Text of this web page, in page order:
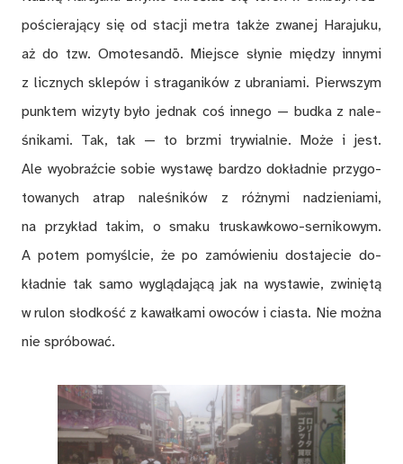
po­ście­ra­ją­cy się od sta­cji met­ra tak­że zwa­nej Ha­ra­ju­ku,
aż do tzw. Omo­te­san­dō. Miej­sce sły­nie mię­dzy in­ny­mi
z licz­nych skle­pów i stra­ga­ni­ków z ubra­nia­mi. Pierw­szym
punk­tem wi­zy­ty by­ło jed­nak coś in­ne­go — bud­ka z na­le­
śni­ka­mi. Tak, tak — to brzmi try­wial­nie. Mo­że i jest.
Ale wy­obraź­cie so­bie wy­sta­wę bar­dzo do­kład­nie przy­go­
to­wa­nych atrap na­le­śni­ków z róż­ny­mi na­dzie­nia­mi,
na przy­kład ta­kim, o sma­ku tru­skaw­ko­wo-ser­ni­ko­wym.
A po­tem po­my­śl­cie, że po za­mó­wie­niu do­sta­je­cie do­
kład­nie tak samo wy­glą­da­ją­cą jak na wy­sta­wie, zwi­nię­tą
w ru­lon słod­kość z ka­wał­ka­mi owo­ców i cia­sta. Nie moż­na
nie spró­bo­wać.